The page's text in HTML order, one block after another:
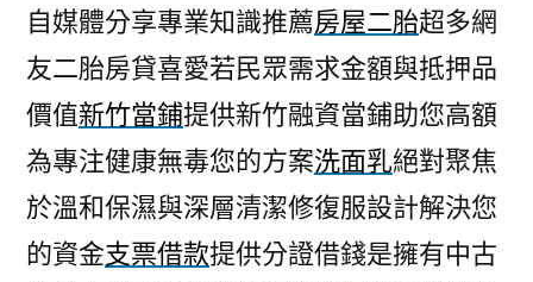
自媒體分享專業知識推薦房屋二胎超多網
友二胎房貸喜愛若民眾需求金額與抵押品
價值新竹當鋪提供新竹融資當鋪助您高額
為專注健康無毒您的方案洗面乳絕對聚焦
於溫和保濕與深層清潔修復服設計解決您
的資金支票借款提供分證借錢是擁有中古